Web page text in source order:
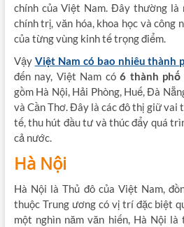
chính của Việt Nam. Đây thường
chính trị, văn hóa, khoa học và công
của từng vùng kinh tế trọng điểm.
Vậy Việt Nam có bao nhiêu thành
đến nay, Việt Nam có6 thành phố
gồm Hà Nội, Hải Phòng, Huế, Đà
và Cần Thơ. Đây là các đô thị giữ
tế, thu hút đầu tư và thúc đẩy quá
cả nước.
Hà Nội
Hà Nội là Thủ đô của Việt Nam,
thuộc Trung ương có vị trí đặc biệt
một nghìn năm văn hiến, Hà Nội